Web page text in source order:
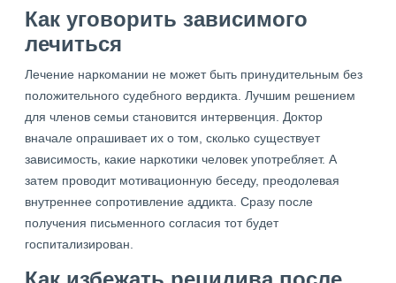
Как уговорить зависимого
лечиться
Лечение наркомании не может быть принудительным без
положительного судебного вердикта. Лучшим решением
для членов семьи становится интервенция. Доктор
вначале опрашивает их о том, сколько существует
зависимость, какие наркотики человек употребляет. А
затем проводит мотивационную беседу, преодолевая
внутреннее сопротивление аддикта. Сразу после
получения письменного согласия тот будет
госпитализирован.